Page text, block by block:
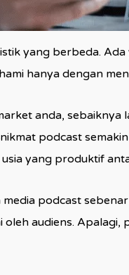
yang berbeda.
hanya dengan
anda,
podcast
yang produktif
podcast
oleh audiens.